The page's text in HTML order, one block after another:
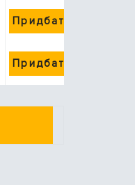
Придбати
Придбати